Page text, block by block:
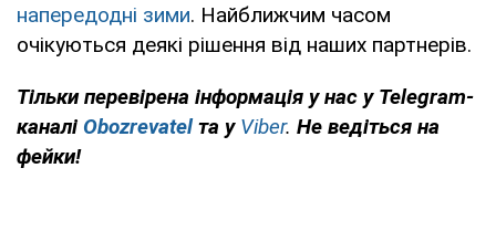
напередодні зими. Найближчим часом
очікуються деякі рішення від наших партнерів.
Тільки перевірена інформація у нас у Telegram-
каналі Obozrevatel та у Viber. Не ведіться на
фейки!